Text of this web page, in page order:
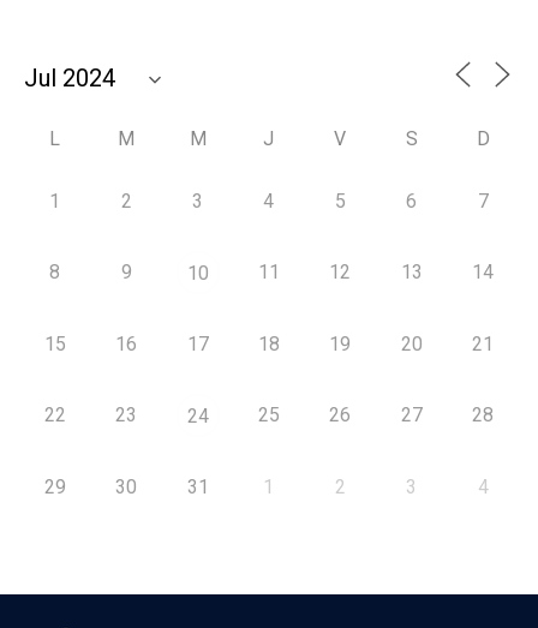
L M M J V S D
1 2 3 4 5 6 7
8 9 10 11 12 13 14
15 16 17 18 19 20 21
22 23 24 25 26 27 28
29 30 31 1 2 3 4